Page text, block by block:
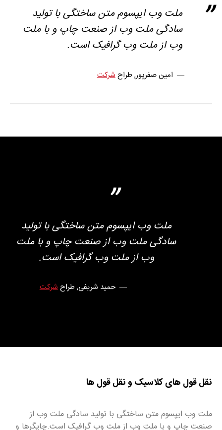
ملت وب ایپسوم متن ساختگی با تولید
سادگی ملت وب از صنعت چاپ و با ملت
وب از ملت وب گرافیک است.
امین صفرپور, طراحشرکت
ملت وب ایپسوم متن ساختگی با تولید
سادگی ملت وب از صنعت چاپ و با ملت
وب از ملت وب گرافیک است.
حمید شریفی, طراحشرکت
نقل قول های کلاسیک و نقل قول ها
ملت وب ایپسوم متن ساختگی با تولید سادگی ملت وب از
صنعت چاپ و با ملت وب از ملت وب گرافیک است.چاپگرها و